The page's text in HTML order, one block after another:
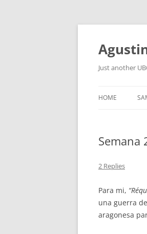
Skip
Just another
HOME
Semana
2 Replies
Para mi,
una guerra
aragonesa